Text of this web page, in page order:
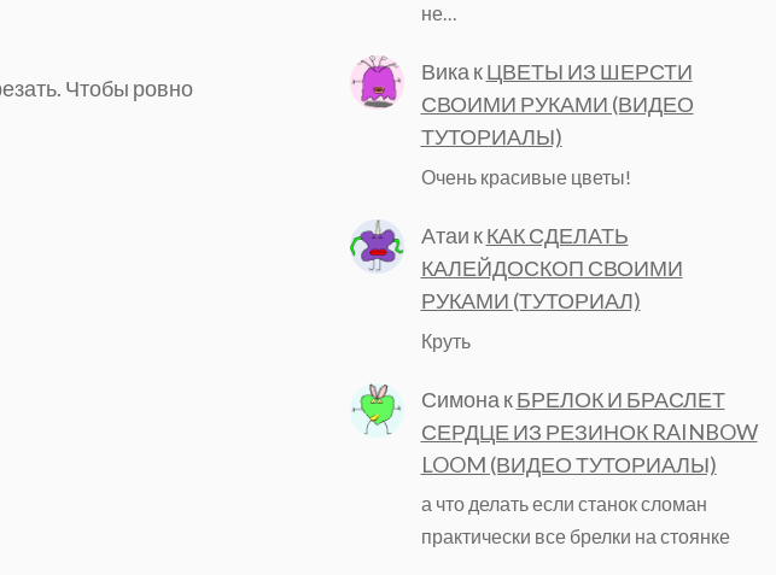
Чтобы ровно
не…
ВикакЦВЕТЫ ИЗ ШЕРСТИ
СВОИМИ РУКАМИ (ВИДЕО
ТУТОРИАЛЫ)
Очень красивые цветы!
Атаи кКАК СДЕЛАТЬ
КАЛЕЙДОСКОП СВОИМИ
РУКАМИ (ТУТОРИАЛ)
Круть
Симона кБРЕЛОК И БРАСЛЕТ
СЕРДЦЕ ИЗ РЕЗИНОК RAINBOW
LOOM (ВИДЕО ТУТОРИАЛЫ)
а что делать если станок сломан
практически все брелки на стоянке